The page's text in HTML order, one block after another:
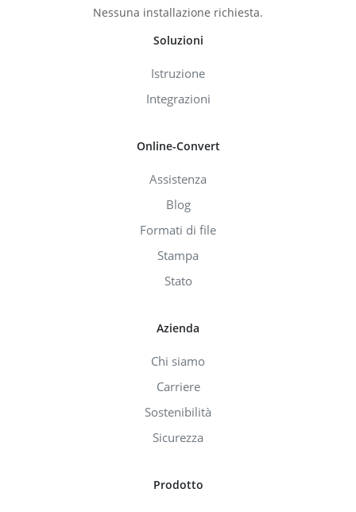
Nessuna installazione richiesta.
Soluzioni
Istruzione
Integrazioni
Online-Convert
Assistenza
Blog
Formati di file
Stampa
Stato
Azienda
Chi siamo
Carriere
Sostenibilità
Sicurezza
Prodotto